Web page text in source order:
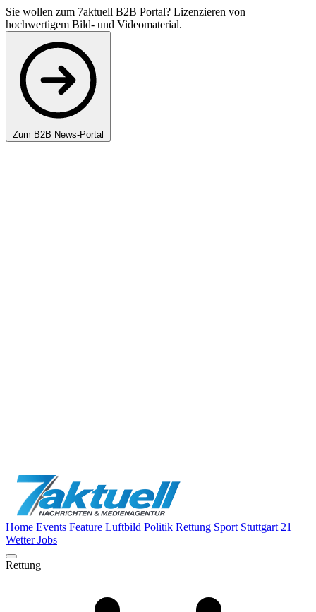
Sie wollen zum 7aktuell B2B Portal? Lizenzieren von
hochwertigem Bild- und Videomaterial.
Zum B2B News-Portal
Home Events Feature Luftbild Politik Rettung Sport Stuttgart 21
WetterJobs
Rettung